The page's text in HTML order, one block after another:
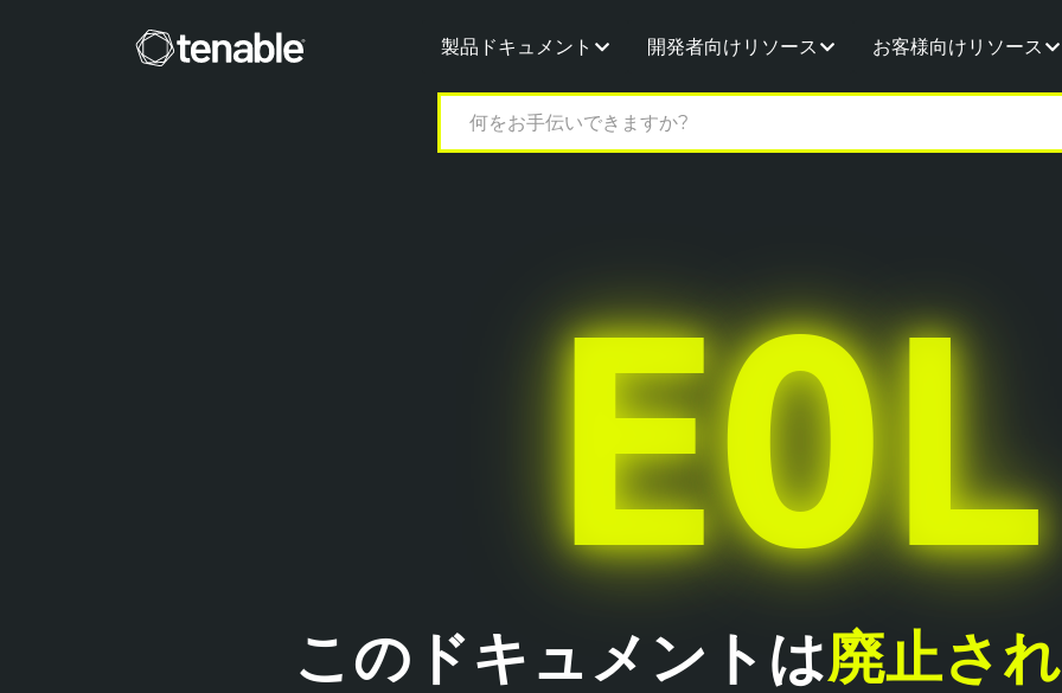
Tenable 製品ドキュメント 開発者向けリソース お客様向けリソース
EOL
このドキュメントは廃止さ